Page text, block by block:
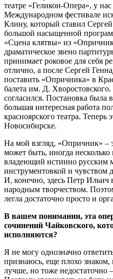
театре «Геликон-Опера», у
Международном фестивале
Клину, который ставил
большой насыщенной
«Сцена клятвы» из
драматическое звено
принимает роковое для себя
отлично, а после Сергей
поставить «Опричника» в
балета им. Д.
согласился. Постановка была
большая интересная работа
красноярского театра. Теперь
Новосибирске.
На мой взгляд, «Опричник» ‒
может быть, иногда
владеющий истинно русским
инструментовкой и чувством
И, конечно, здесь Петр Ильич
народным творчеством.
легла достаточно просто и
В вашем понимании, эта
сочинений Чайковского,
исполняются?
Я не могу однозначно
признаюсь, еще плохо
лучше, но тоже недостаточно